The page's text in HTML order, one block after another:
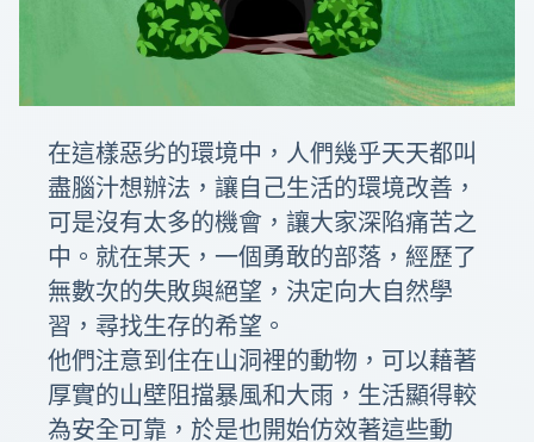
在這樣惡劣的環境中，人們幾乎天天都叫
盡腦汁想辦法，讓自己生活的環境改善，
可是沒有太多的機會，讓大家深陷痛苦之
中。就在某天，一個勇敢的部落，經歷了
無數次的失敗與絕望，決定向大自然學
習，尋找生存的希望。
他們注意到住在山洞裡的動物，可以藉著
厚實的山壁阻擋暴風和大雨，生活顯得較
為安全可靠，於是也開始仿效著這些動